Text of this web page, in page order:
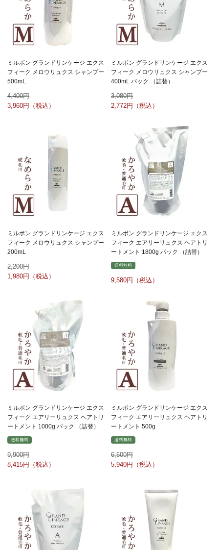
ミルボン グランドリンケージ エクス
フィーク メロウリュクス シャンプー
500mL
4,400
3,960
ミルボン グランドリンケージ エクス
フィーク メロウリュクス シャンプー
400mL パック （詰替）
3,080
2,772
ミルボン グランドリンケージ エクス
フィーク メロウリュクス シャンプー
200mL
2,200
1,980
ミルボン グランドリンケージ エクス
フィーク エアリーリュクス ヘアトリ
ートメント 1800g パック （詰替）
送料無料
9,580
ミルボン グランドリンケージ エクス
フィーク エアリーリュクス ヘアトリ
ートメント 1000g パック （詰替）
送料無料
9,900
8,415
ミルボン グランドリンケージ エクス
フィーク エアリーリュクス ヘアトリ
ートメント 500g
送料無料
6,600
5,940